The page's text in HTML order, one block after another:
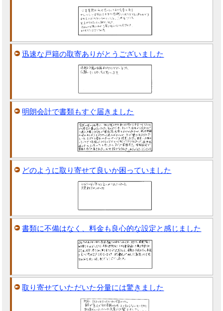
迅速な戸籍の取寄ありがとうございました
明朗会計で書類もすぐ届きました
どのように取り寄せて良いか困っていました
書類に不備はなく、料金も良心的な設定と感じました
取り寄せていただいた分量には驚きました